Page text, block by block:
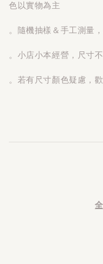
色以實物為主
。隨機抽樣＆手工測量
。小店小本經營，尺寸
。若有尺寸顏色疑慮，